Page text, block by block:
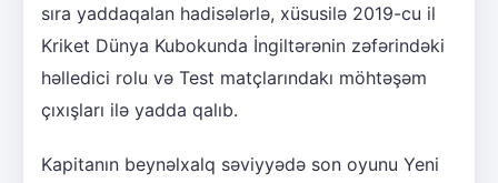
sıra yaddaqalan hadisələrlə, xüsusilə 2019-cu il
Kriket Dünya Kubokunda İngiltərənin zəfərindəki
həlledici rolu və Test matçlarındakı möhtəşəm
çıxışları ilə yadda qalıb.
Kapitanın beynəlxalq səviyyədə son oyunu Yeni